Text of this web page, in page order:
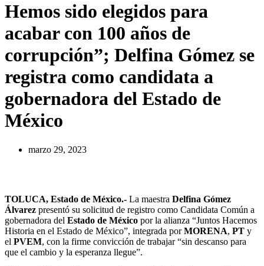
Hemos sido elegidos para
acabar con 100 años de
corrupción”; Delfina Gómez se
registra como candidata a
gobernadora del Estado de
México
marzo 29, 2023
TOLUCA, Estado de México.- La maestra Delfina Gómez
Álvarez presentó su solicitud de registro como Candidata Común a
gobernadora del Estado de México por la alianza “Juntos Hacemos
Historia en el Estado de México”, integrada porMORENA, PT y
el PVEM, con la firme convicción de trabajar “sin descanso para
que el cambio y la esperanza llegue”.